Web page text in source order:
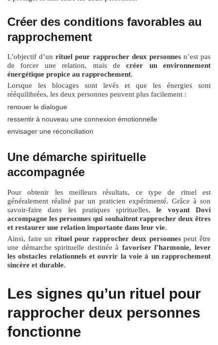
Créer des conditions favorables au
rapprochement
L’objectif d’unrituel pour rapprocher deux personnesn’est pas
de forcer une relation, mais decréer un environnement
énergétique propice au rapprochement.
Lorsque les blocages sont levés et que les énergies sont
rééquilibrées, les deux personnes peuvent plus facilement :
renouer le dialogue
ressentir à nouveau une connexion émotionnelle
envisager une réconciliation
Une démarche spirituelle
accompagnée
Pour obtenir les meilleurs résultats, ce type de rituel est
généralement réalisé par un praticien expérimenté. Grâce à son
savoir-faire dans les pratiques spirituelles,le voyant Dovi
accompagne les personnes qui souhaitent rapprocher deux êtres
et restaurer une relation importante dans leur vie.
Ainsi, faire un rituel pour rapprocher deux personnespeut être
une démarche spirituelle destinée à favoriser l’harmonie, lever
les obstacles relationnels et ouvrir la voie à un rapprochement
sincère et durable.
Les signes qu’un rituel pour
rapprocher deux personnes
fonctionne